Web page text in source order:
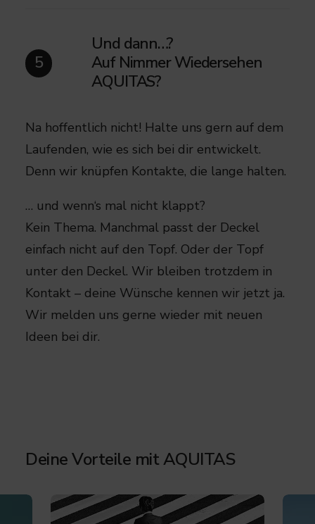
5
Und dann…?
Auf Nimmer Wiedersehen
AQUITAS?​
Na hoffentlich nicht! Halte uns gern auf dem
Laufenden, wie es sich bei dir entwickelt.
Denn wir knüpfen Kontakte, die lange halten.
… und wenn‘s mal nicht klappt?​​
Kein Thema. Manchmal passt der Deckel
einfach nicht auf den Topf. Oder der Topf
unter den Deckel.​ Wir bleiben trotzdem in
Kontakt – deine Wünsche kennen wir jetzt ja.
Wir melden uns gerne wieder mit neuen
Ideen bei dir.
Deine Vorteile mit AQUITAS